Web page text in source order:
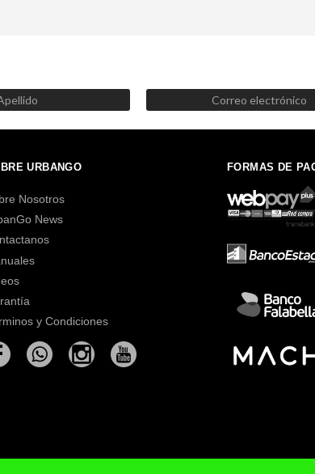
URBANGO
Nosotros
News
y Condiciones
FORMAS DE